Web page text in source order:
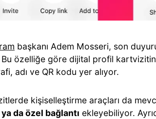
başkanı Adem Mosseri, son
Bu özelliğe göre dijital profil
adı ve QR kodu yer alıyor.
kişiselleştirme araçları da
da özel bağlantı ekleyebiliyor.